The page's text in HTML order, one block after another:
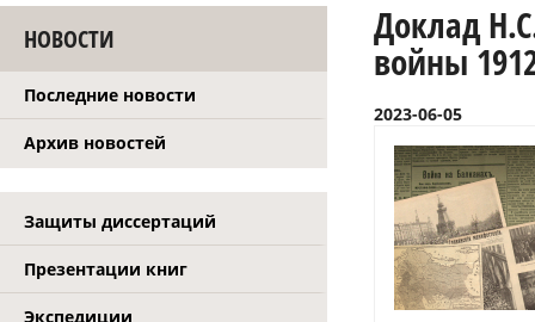
НОВОСТИ
Последние новости
Архив новостей
Защиты диссертаций
Презентации книг
Экспедиции
Доклад
войны
2023-06-05